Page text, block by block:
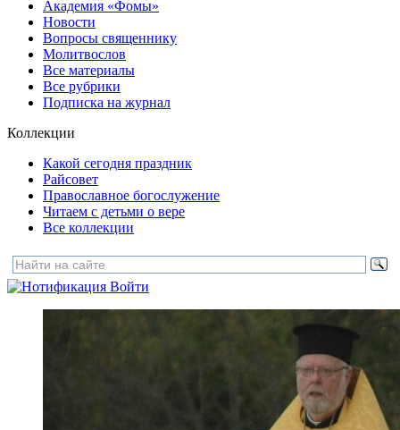
Академия «Фомы»
Новости
Вопросы священнику
Молитвослов
Все материалы
Все рубрики
Подписка на журнал
Коллекции
Какой сегодня праздник
Райсовет
Православное богослужение
Читаем с детьми о вере
Все коллекции
Войти